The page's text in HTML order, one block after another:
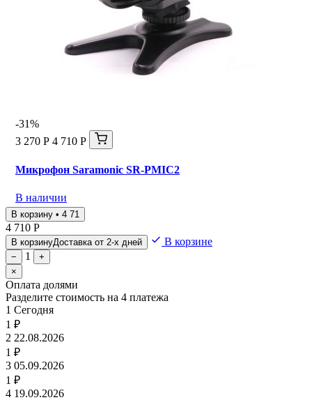
-31%
3 270 Р 4 710 Р
Микрофон Saramonic SR-PMIC2
В наличии
В корзину • 4 71
4 710 Р
В корзинуДоставка от 2-х дней В корзине
− 1
+
×
Оплата долями
Разделите стоимость на 4 платежа
1 Сегодня
1 ₽
2 22.08.2026
1 ₽
3 05.09.2026
1 ₽
4 19.09.2026